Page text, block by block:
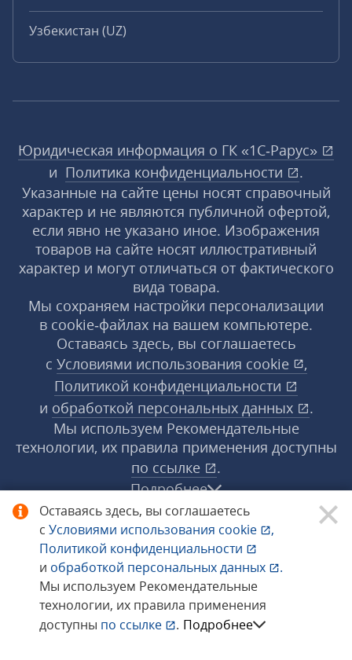
Оставаясь здесь, вы соглашаетесь
с Условиями использования cookie
,
Политикой конфиденциальности
и обработкой персональных данных
.
Мы используем Рекомендательные
технологии, их правила применения
доступны по ссылке . Подробнее
Узбекистан (UZ)
Юридическая информация о ГК «1С‑Рарус»
и Политика конфиденциальности
.
Указанные на сайте цены носят справочный
характер и не являются публичной офертой,
если явно не указано иное. Изображения
товаров на сайте носят иллюстративный
характер и могут отличаться от фактического
вида товара.
Мы сохраняем настройки персонализации
в cookie‑файлах на вашем компьютере.
Оставаясь здесь, вы соглашаетесь
с Условиями использования cookie
,
Политикой конфиденциальности
и обработкой персональных данных
.
Мы используем Рекомендательные
технологии, их правила применения доступны
по ссылке
.
Подробнее
© 1998−2026 «1С‑Рарус» ®. Все права
защищены.
Сообщить об ошибке